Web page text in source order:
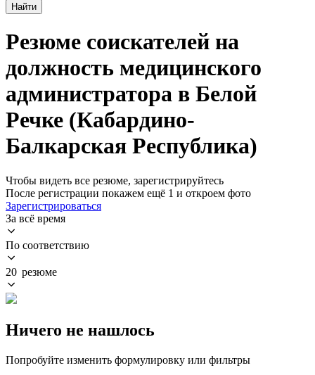
Найти
Резюме соискателей на
должность медицинского
администратора в Белой
Речке (Кабардино-
Балкарская Республика)
Чтобы видеть все резюме, зарегистрируйтесь
После регистрации покажем ещё 1 и откроем фото
Зарегистрироваться
За всё время
По соответствию
20 резюме
Ничего не нашлось
Попробуйте изменить формулировку или фильтры